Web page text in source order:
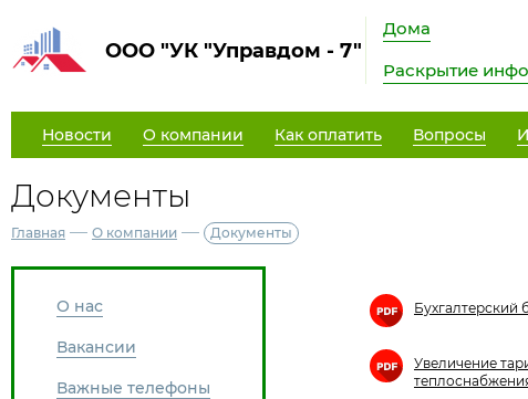
ООО "УК "Управдом - 7"
Дома
Раскрытие
Новости О компании Как оплатить Вопросы
Документы
Главная — О компании — Документы
О нас
Вакансии
Важные телефоны
Бухгалтерский
Увеличение